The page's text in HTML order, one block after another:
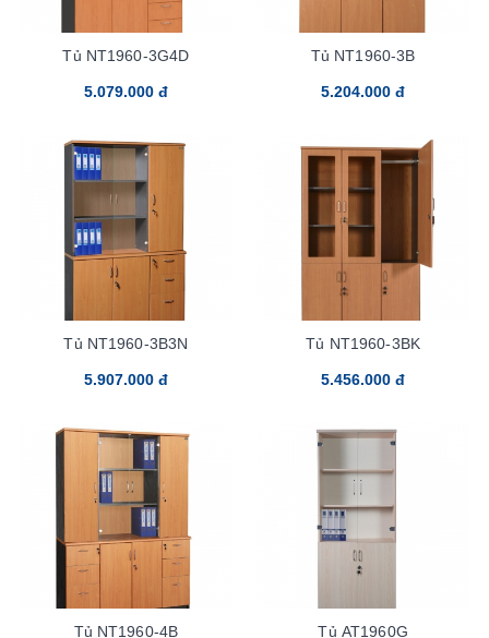
Tủ NT1960-3G4D
5.079.000 đ
Tủ NT1960-3B
5.204.000 đ
Tủ NT1960-3B3N
5.907.000 đ
Tủ NT1960-3BK
5.456.000 đ
Tủ NT1960-4B Tủ AT1960G